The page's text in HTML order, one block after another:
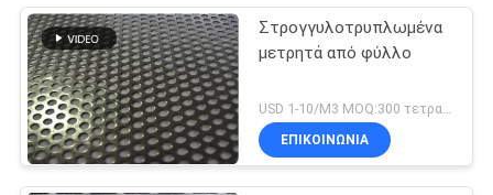
Στρογγυλοτρυπλωμένα
μετρητά από φύλλο
ΕΠΙΚΟΙΝΩΝΊΑ